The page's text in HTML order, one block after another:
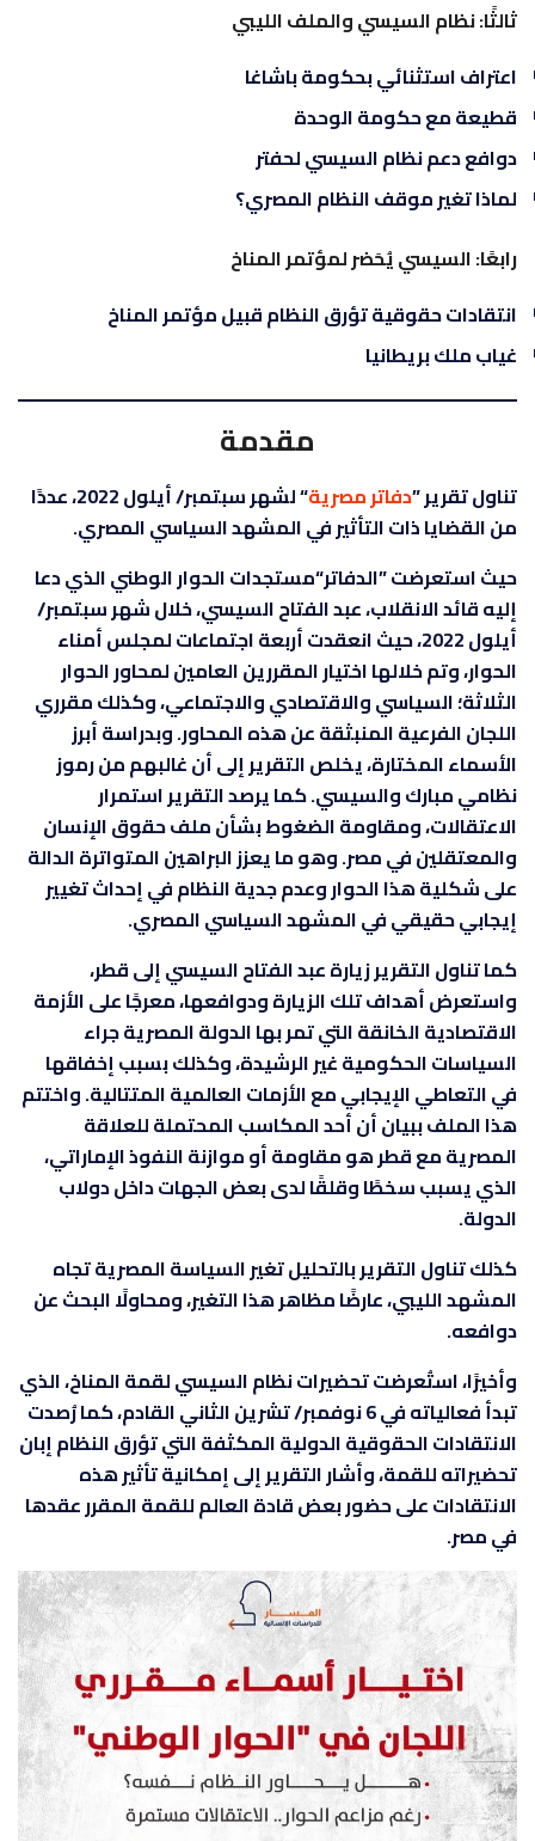
ثالثًا: نظام السيسي والملف الليبي
اعتراف استثنائي بحكومة باشاغا
قطيعة مع حكومة الوحدة
دوافع دعم نظام السيسي لحفتر
لماذا تغير موقف النظام المصري؟
رابعًا: السيسي يُحَضر لمؤتمر المناخ
انتقادات حقوقية تؤرق النظام قبيل مؤتمر المناخ
غياب ملك بريطانيا
مقدمة
تناول تقرير ”دفاتر مصرية
“ لشهر سبتمبر/ أيلول 2022، عددًا
من القضايا ذات التأثير في المشهد السياسي المصري.
حيث استعرضت ”الدفاتر“مستجدات الحوار الوطني الذي دعا
إليه قائد الانقلاب، عبد الفتاح السيسي، خلال شهر سبتمبر/
أيلول 2022، حيث انعقدت أربعة اجتماعات لمجلس أمناء
الحوار، وتم خلالها اختيار المقررين العامين لمحاور الحوار
الثلاثة؛ السياسي والاقتصادي والاجتماعي، وكذلك مقرري
اللجان الفرعية المنبثقة عن هذه المحاور. وبدراسة أبرز
الأسماء المختارة، يخلص التقرير إلى أن غالبهم من رموز
نظامي مبارك والسيسي. كما يرصد التقرير استمرار
الاعتقالات، ومقاومة الضغوط بشأن ملف حقوق الإنسان
والمعتقلين في مصر. وهو ما يعزز البراهين المتواترة الدالة
على شكلية هذا الحوار وعدم جدية النظام في إحداث تغيير
إيجابي حقيقي في المشهد السياسي المصري.
كما تناول التقرير زيارة عبد الفتاح السيسي إلى قطر،
واستعرض أهداف تلك الزيارة ودوافعها، معرجًا على الأزمة
الاقتصادية الخانقة التي تمر بها الدولة المصرية جراء
السياسات الحكومية غير الرشيدة، وكذلك بسبب إخفاقها
في التعاطي الإيجابي مع الأزمات العالمية المتتالية. واختتم
هذا الملف ببيان أن أحد المكاسب المحتملة للعلاقة
المصرية مع قطر هو مقاومة أو موازنة النفوذ الإماراتي،
الذي يسبب سخطًا وقلقًا لدى بعض الجهات داخل دولاب
الدولة.
كذلك تناول التقرير بالتحليل تغير السياسة المصرية تجاه
المشهد الليبي، عارضًا مظاهر هذا التغير، ومحاولًا البحث عن
دوافعه.
وأخيرًا، استُعرضت تحضيرات نظام السيسي لقمة المناخ، الذي
تبدأ فعالياته في 6 نوفمبر/ تشرين الثاني القادم، كما رُصدت
الانتقادات الحقوقية الدولية المكثفة التي تؤرق النظام إبان
تحضيراته للقمة، وأشار التقرير إلى إمكانية تأثير هذه
الانتقادات على حضور بعض قادة العالم للقمة المقرر عقدها
في مصر.